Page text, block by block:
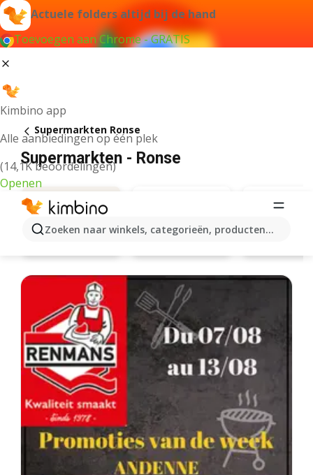
Actuele folders altijd bij de hand
Toevoegen aan Chrome - GRATIS
Kimbino app
Alle aanbiedingen op één plek
(14,1K beoordelingen)
Openen
Zoeken naar winkels, categorieën, producten...
Supermarkten Ronse
Supermarkten - Ronse
Carrefour